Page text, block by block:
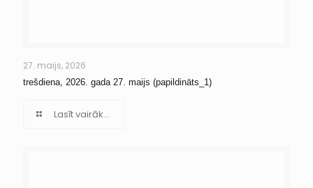
27. maijs, 2026
trešdiena, 2026. gada 27. maijs (papildināts_1)
Lasīt vairāk...